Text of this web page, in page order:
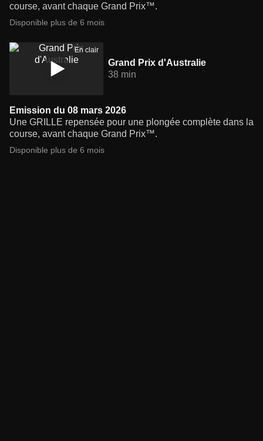
course, avant chaque Grand Prix™.
Disponible plus de 6 mois
En clair
Grand Prix d'Australie
38 min
Emission du 08 mars 2026
Une GRILLE repensée pour une plongée complète dans la
course, avant chaque Grand Prix™.
Disponible plus de 6 mois